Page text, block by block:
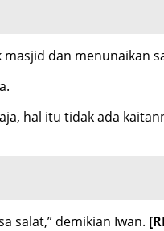
dan menunaikan
hal itu tidak ada
salat,” demikian Iwan.